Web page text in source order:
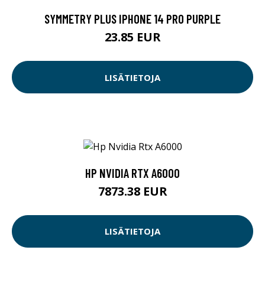
SYMMETRY PLUS IPHONE 14 PRO PURPLE
23.85 EUR
LISÄTIETOJA
HP NVIDIA RTX A6000
7873.38 EUR
LISÄTIETOJA